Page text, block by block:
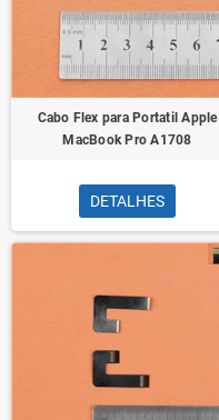
Cabo Flex para Portatil Apple
MacBook Pro A1708
DETALHES